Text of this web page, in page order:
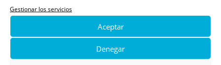
Gestionar los servicios
Aceptar
Denegar